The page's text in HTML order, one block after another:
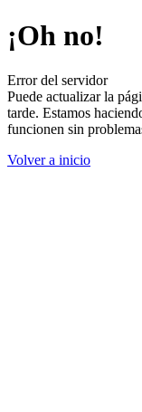
¡Oh no!
Error del servidor
Puede actualizar la
tarde. Estamos
funcionen sin
Volver a inicio